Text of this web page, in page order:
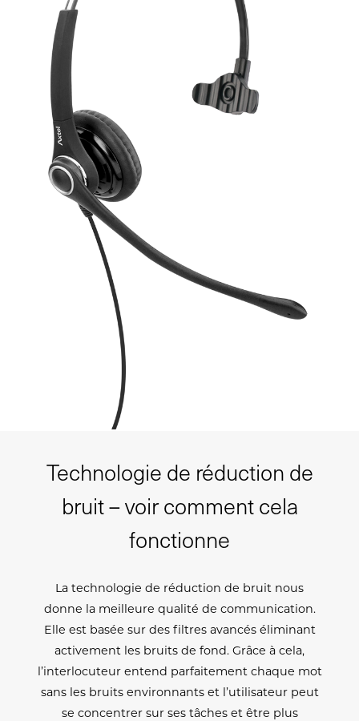
Technologie de réduction de
bruit – voir comment cela
fonctionne
La technologie de réduction de bruit nous
donne la meilleure qualité de communication.
Elle est basée sur des filtres avancés éliminant
activement les bruits de fond. Grâce à cela,
l’interlocuteur entend parfaitement chaque mot
sans les bruits environnants et l’utilisateur peut
se concentrer sur ses tâches et être plus